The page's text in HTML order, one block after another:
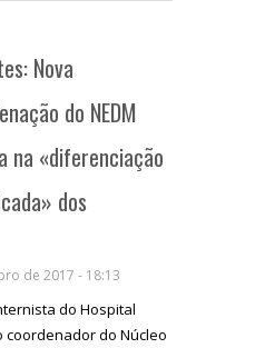
Nova
do NEDM
na «diferenciação
dos
de 2017 - 18:13
do Hospital
coordenador do Núcleo